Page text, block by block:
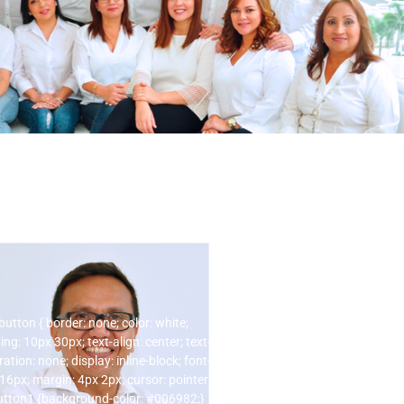
.button { border: none; color: white;
10px 30px; text-align: center; text-
none; display: inline-block; font-
16px; margin: 4px 2px; cursor: pointer;
{background-color: #006982;}
Dino Herrera
Master en sistemas de información
Gerencial. Coach certificado en
prevención integral de drogas.
Diplomado en Liderazgo Avanzado.